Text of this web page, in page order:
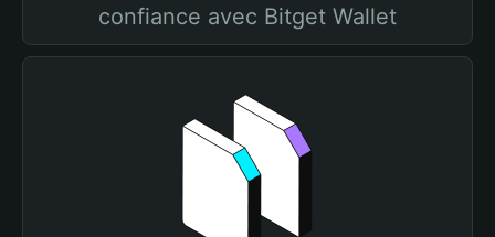
confiance avec Bitget Wallet